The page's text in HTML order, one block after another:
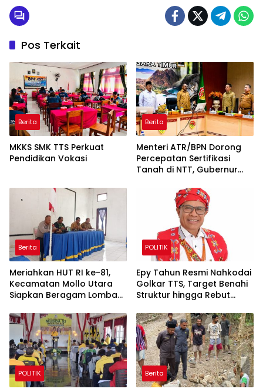
Pos Terkait
Berita
MKKS SMK TTS Perkuat
Pendidikan Vokasi
Berita
Menteri ATR/BPN Dorong
Percepatan Sertifikasi
Tanah di NTT, Gubernur
Berita
Meriahkan HUT RI ke-81,
Kecamatan Mollo Utara
Siapkan Beragam Lomba
Dilarang
POLITIK
Epy Tahun Resmi Nahkodai
Golkar TTS, Target Benahi
Struktur hingga Rebut
POLITIK Berita